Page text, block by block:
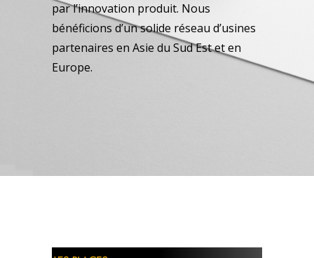
par l’innovation produit. Nous
bénéficions d’un solide réseau d’usines
partenaires en Asie du Sud Est et en
Europe.